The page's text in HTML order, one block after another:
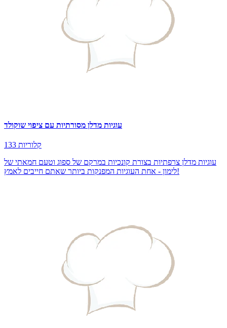
עוגיות מדלן מסורתיות עם ציפוי שוקולד
133 קלוריות
עוגיות מדלן צרפתיות בצורת קונכיות במרקם של ספוג וטעם חמאתי של
לימון - אחת העוגיות המפנקות ביותר שאתם חייבים לאמץ!